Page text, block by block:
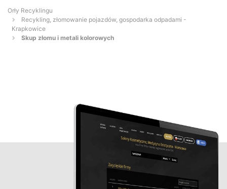
Orły Recyklingu
Recykling, złomowanie pojazdów, gospodarka odpadami -
Krapkowice
Skup złomu i metali kolorowych